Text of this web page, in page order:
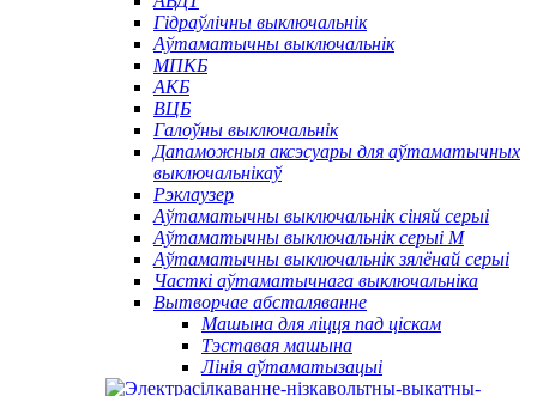
Гідраўлічны выключальнік
Аўтаматычны выключальнік
МПКБ
АКБ
ВЦБ
Галоўны выключальнік
Дапаможныя аксэсуары для аўтаматычных
выключальнікаў
Рэклаузер
Аўтаматычны выключальнік сіняй серыі
Аўтаматычны выключальнік серыі M
Аўтаматычны выключальнік зялёнай серыі
Часткі аўтаматычнага выключальніка
Вытворчае абсталяванне
Машына для ліцця пад ціскам
Тэставая машына
Лінія аўтаматызацыі